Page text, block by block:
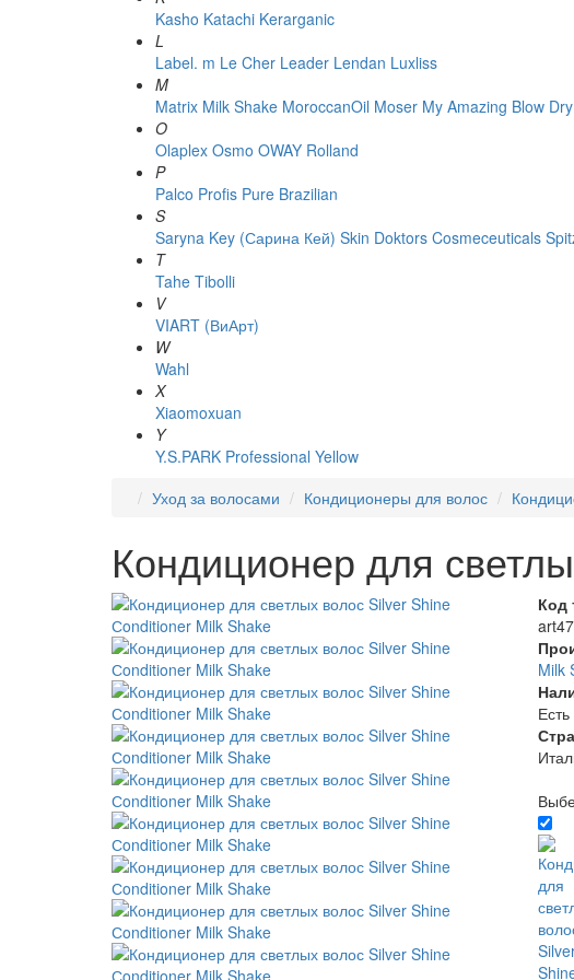
Kasho Katachi Kerarganic
L
Label. m Le Cher Leader Lendan Luxliss
M
Matrix Milk Shake MoroccanOil Moser My Amazing Blow
O
Olaplex Osmo OWAY Rolland
P
Palco Profis Pure Brazilian
S
Saryna Key (Сарина Кей) Skin Doktors Cosmeceuticals
T
Tahe Tibolli
V
VIART (ВиАрт)
W
Wahl
X
Xiaomoxuan
Y
Y.S.PARK Professional Yellow
Уход за волосами
Кондиционеры для волос
Кондиционер для
Код
Milk